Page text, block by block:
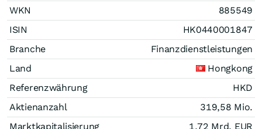
WKN
885549
ISIN
HK0440001847
Branche
Finanzdienstleistungen
Land
Hongkong
Referenzwährung
HKD
Aktienanzahl
319,58 Mio.
Marktkapitalisierung
1,72 Mrd. EUR